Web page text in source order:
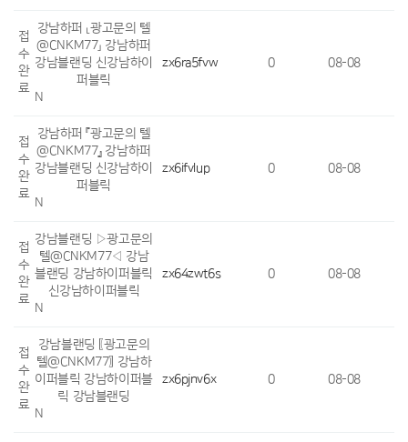
접
수
완
료
강남하퍼 ⸤광고문의 텔
@CNKM77⸥ 강남하퍼
강남블랜딩 신강남하이
퍼블릭
N
zx6ra5fvw 0 08-08
접
수
완
료
강남하퍼 『광고문의 텔
@CNKM77』 강남하퍼
강남블랜딩 신강남하이
퍼블릭
N
zx6ifvlup 0 08-08
접
수
완
료
강남블랜딩 ▷광고문의
텔@CNKM77◁ 강남
블랜딩 강남하이퍼블릭
신강남하이퍼블릭
N
zx64zwt6s 0 08-08
접
수
완
료
강남블랜딩 〖광고문의
텔@CNKM77〗 강남하
이퍼블릭 강남하이퍼블
릭 강남블랜딩
N
zx6pjnv6x 0 08-08